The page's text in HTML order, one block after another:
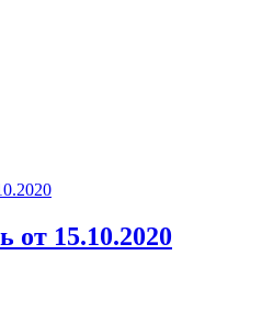
от 15.10.2020